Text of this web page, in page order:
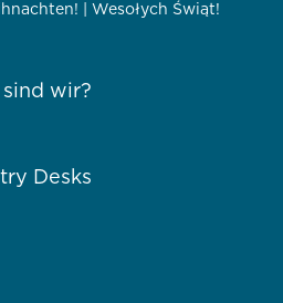
| Wesołych Świąt!
sind wir?
Desks